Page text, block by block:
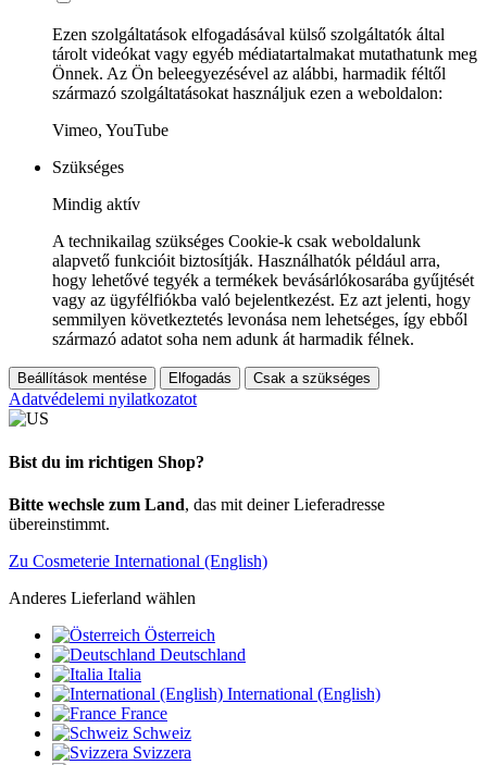
Ezen szolgáltatások elfogadásával külső szolgáltatók által
tárolt videókat vagy egyéb médiatartalmakat mutathatunk meg
Önnek. Az Ön beleegyezésével az alábbi, harmadik féltől
származó szolgáltatásokat használjuk ezen a weboldalon:
Vimeo, YouTube
Szükséges
Mindig aktív
A technikailag szükséges Cookie-k csak weboldalunk
alapvető funkcióit biztosítják. Használhatók például arra,
hogy lehetővé tegyék a termékek bevásárlókosarába gyűjtését
vagy az ügyfélfiókba való bejelentkezést. Ez azt jelenti, hogy
semmilyen következtetés levonása nem lehetséges, így ebből
származó adatot soha nem adunk át harmadik félnek.
Beállítások mentése Elfogadás Csak a szükséges
Adatvédelemi nyilatkozatot
Bist du im richtigen Shop?
Bitte wechsle zum Land, das mit deiner Lieferadresse
übereinstimmt.
Zu Cosmeterie International (English)
Anderes Lieferland wählen
Österreich
Deutschland
Italia
International (English)
France
Schweiz
Svizzera